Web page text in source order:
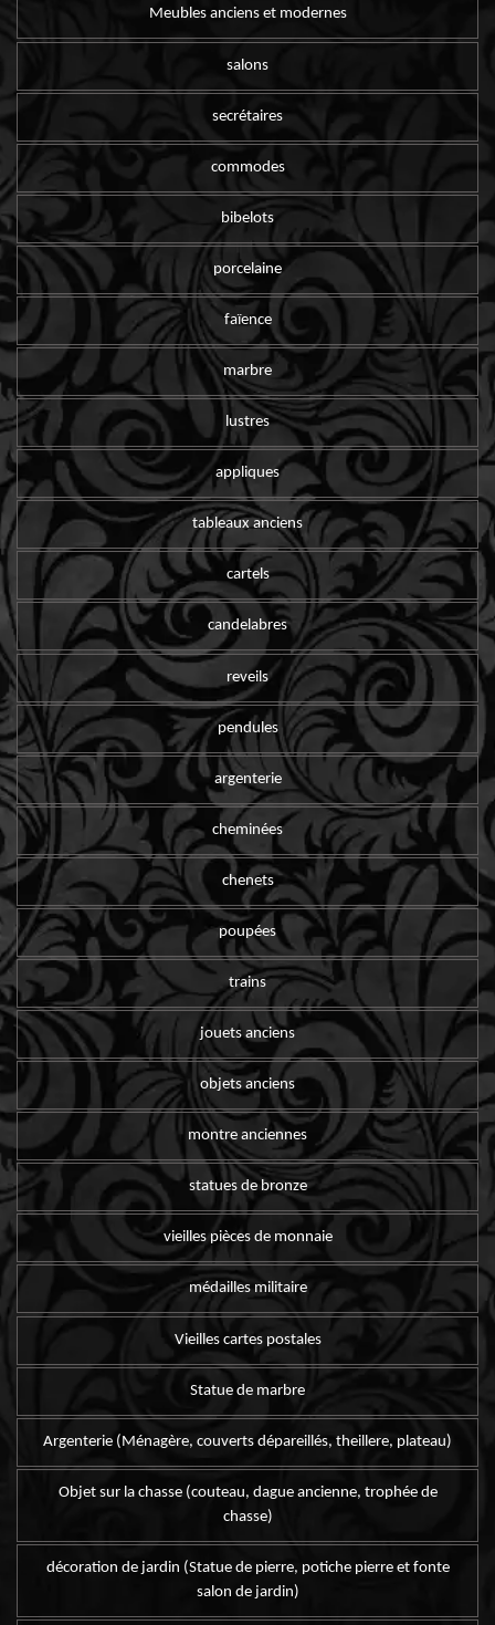
Meubles anciens et modernes
salons
secrétaires
commodes
bibelots
porcelaine
faïence
marbre
lustres
appliques
tableaux anciens
cartels
candelabres
reveils
pendules
argenterie
cheminées
chenets
poupées
trains
jouets anciens
objets anciens
montre anciennes
statues de bronze
vieilles pièces de monnaie
médailles militaire
Vieilles cartes postales
Statue de marbre
Argenterie (Ménagère, couverts dépareillés, theillere, plateau)
Objet sur la chasse (couteau, dague ancienne, trophée de
chasse)
décoration de jardin (Statue de pierre, potiche pierre et fonte
salon de jardin)